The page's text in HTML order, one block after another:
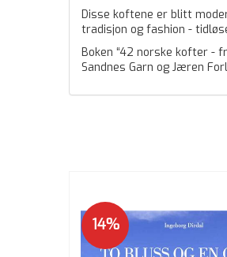
Disse koftene er blitt
tradisjon og fashion -
Boken “42 norske kofter -
Sandnes Garn og Jæren
14%